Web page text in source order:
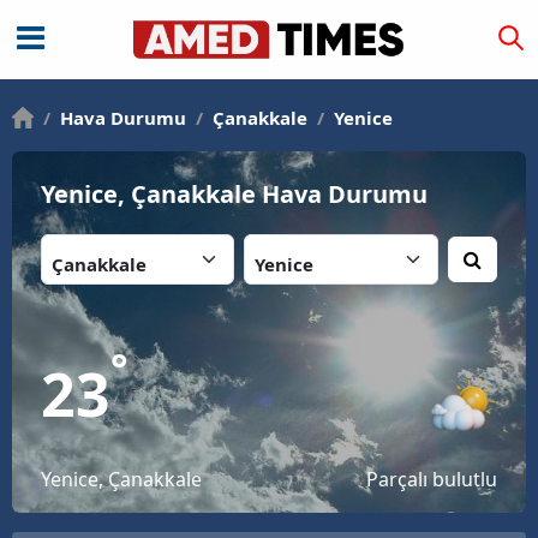
/ Hava Durumu / Çanakkale / Yenice
Yenice, Çanakkale Hava Durumu
23°
Yenice, Çanakkale Parçalı bulutlu